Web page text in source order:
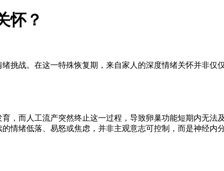
怀？
挑战。在这一特殊恢复期，来自家人的深度情绪关怀并非仅
，而人工流产突然终止这一过程，导致卵巢功能短期内无法
情绪低落、易怒或焦虑，并非主观意志可控制，而是神经内